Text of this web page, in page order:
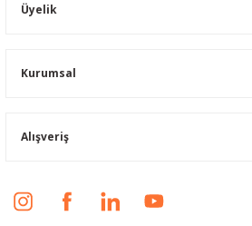
Üyelik
Kurumsal
Alışveriş